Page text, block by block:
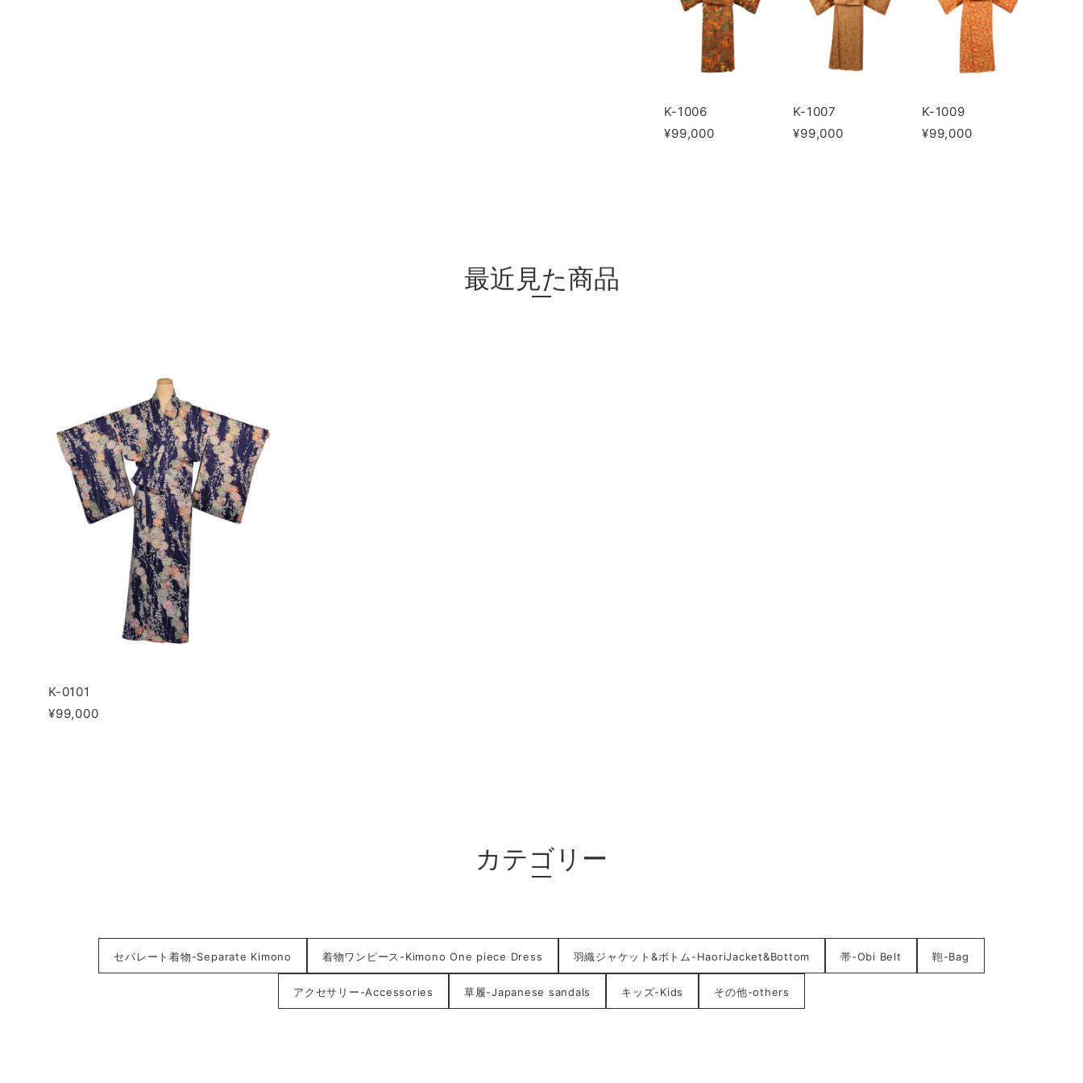
K-1006
¥99,000
K-1007
¥99,000
K-1009
¥99,000
最近見た商品
K-0101
¥99,000
カテゴリー
セパレート着物-Separate Kimono 着物ワンピース-Kimono One piece Dress 羽織ジャケット&ボトム-HaoriJacket&Bottom 帯-Obi Belt 鞄-Bag
アクセサリー-Accessories 草履-Japanese sandals キッズ-Kids その他-others